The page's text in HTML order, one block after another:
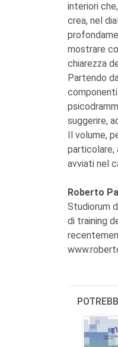
interiori
crea, nel
mostrare
chiarezza
Partendo
suggerire,
Il volume,
particolare,
avviati nel
Roberto
Studiorum
di training